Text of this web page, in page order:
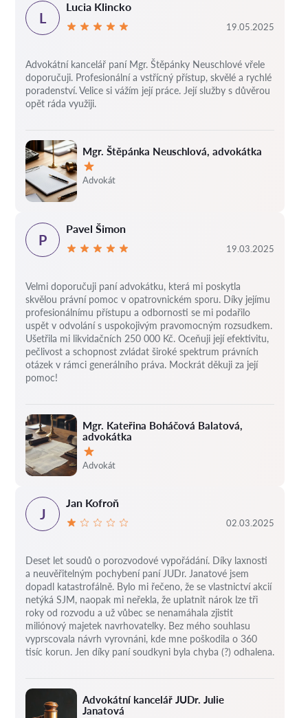
Mgr. Štěpánka Neuschlová, advokátka
Hodnocení:
Advokát
L
Lucia Klincko
19.05.2025
Advokátní kancelář paní Mgr. Štěpánky Neuschlové vřele
doporučuji. Profesionální a vstřícný přístup, skvělé a rychlé
poradenství. Velice si vážím její práce. Její služby s důvěrou
opět ráda využiji.
Mgr. Kateřina Boháčová Balatová,
advokátka
Hodnocení:
Advokát
P
Pavel Šimon
19.03.2025
Velmi doporučuji paní advokátku, která mi poskytla
skvělou právní pomoc v opatrovnickém sporu. Díky jejímu
profesionálnímu přístupu a odbornosti se mi podařilo
uspět v odvolání s uspokojivým pravomocným rozsudkem.
Ušetřila mi likvidačních 250 000 Kč. Oceňuji její efektivitu,
pečlivost a schopnost zvládat široké spektrum právních
otázek v rámci generálního práva. Mockrát děkuji za její
pomoc!
Advokátní kancelář JUDr. Julie
Janatová
J
Jan Kofroň
02.03.2025
Deset let soudů o porozvodové vypořádání. Díky laxnosti
a neuvěřitelným pochybení paní JUDr. Janatové jsem
dopadl katastrofálně. Bylo mi řečeno, že se vlastnictví akcií
netýká SJM, naopak mi neřekla, že uplatnit nárok lze tři
roky od rozvodu a už vůbec se nenamáhala zjistit
miliónový majetek navrhovatelky. Bez mého souhlasu
vyprscovala návrh vyrovnáni, kde mne poškodila o 360
tisíc korun. Jen díky paní soudkyni byla chyba (?) odhalena.